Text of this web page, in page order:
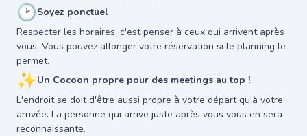
🕑Soyez ponctuel
Respecter les horaires, c'est penser à ceux qui arrivent après
vous. Vous pouvez allonger votre réservation si le planning le
permet.
✨Un Cocoon propre pour des meetings au top !
L'endroit se doit d'être aussi propre à votre départ qu'à votre
arrivée. La personne qui arrive juste après vous vous en sera
reconnaissante.